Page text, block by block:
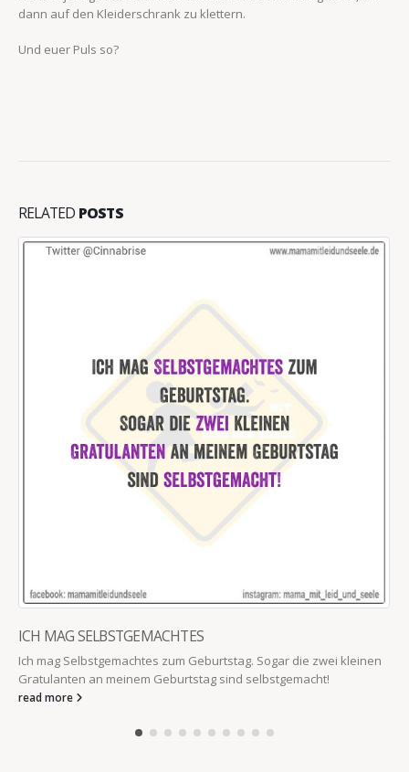
dann auf den Kleiderschrank zu klettern.
Und euer Puls so?
RELATED POSTS
ICH MAG SELBSTGEMACHTES
Ich mag Selbstgemachtes zum Geburtstag. Sogar die zwei kleinen
Gratulanten an meinem Geburtstag sind selbstgemacht!
read more